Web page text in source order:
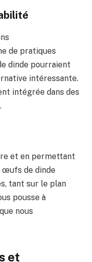
de pratiques
dinde pourraient
intéressante.
intégrée dans des
et en permettant
œufs de dinde
tant sur le plan
pousse à
nous
et